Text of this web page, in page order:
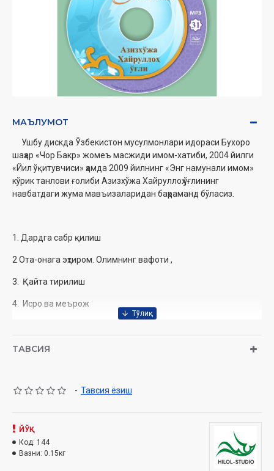
МАЪЛУМОТ
Ушбу дискда Ўзбекистон мусулмонлари идораси Бухоро
шаҳар «Чор Бакр» жомеъ масжиди имом-хатиби, 2004 йилги
«Йил ўқитувчиси» ҳамда 2009 йилнинг «Энг намунали имом»
кўрик танлови ғолиби Азизхўжа Хайруллоҳ ўғлининг
навбатдаги жумамавъизаларидан баҳраманд бўласиз.
1. Дардга сабр қилиш
2 Ота-онага эҳтиром. Олимнинг вафоти ,
3. Қайта тирилиш
4. Исро ва меърож
6. Ҳанафийлик-мўътадил мазҳаб
8. Тилни ғийбатдан, нафсни ҳаромдай асранг
10. Тинчлик ва хотиржамлик шукронаси
ТАВСИЯ
- Тавсия ёзиш
ЙЎҚ
Код: 144
Вазни: 0.15кг